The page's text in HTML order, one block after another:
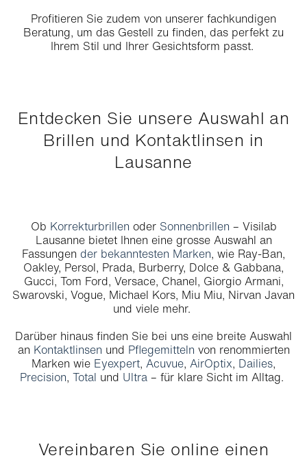
Profitieren Sie zudem von unserer fachkundigen
Beratung, um das Gestell zu finden, das perfekt zu
Ihrem Stil und Ihrer Gesichtsform passt.
Entdecken Sie unsere Auswahl an
Brillen und Kontaktlinsen in
Lausanne
Ob Korrekturbrillen oder Sonnenbrillen – Visilab
Lausanne bietet Ihnen eine grosse Auswahl an
Fassungen der bekanntesten Marken, wie Ray-Ban,
Oakley, Persol, Prada, Burberry, Dolce & Gabbana,
Gucci, Tom Ford, Versace, Chanel, Giorgio Armani,
Swarovski, Vogue, Michael Kors, Miu Miu, Nirvan Javan
und viele mehr.
Darüber hinaus finden Sie bei uns eine breite Auswahl
an Kontaktlinsen und Pflegemitteln von renommierten
Marken wie Eyexpert, Acuvue, AirOptix, Dailies,
Precision, Total und Ultra – für klare Sicht im Alltag.
Vereinbaren Sie online einen